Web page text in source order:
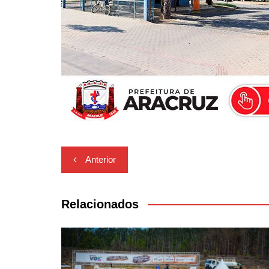
Navegação
de
Post
Anterior
Relacionados